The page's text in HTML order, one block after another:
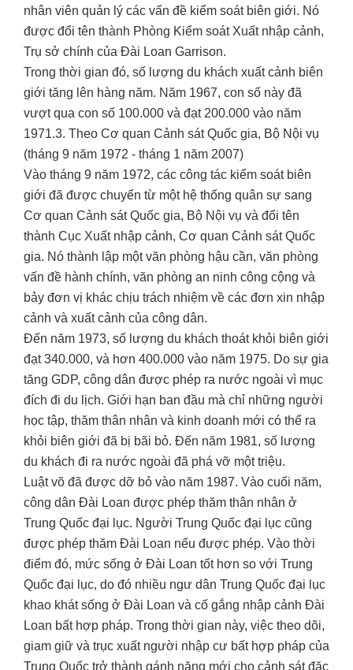
nhân viên quản lý các vấn đề kiểm soát biên giới. Nó
được đổi tên thành Phòng Kiểm soát Xuất nhập cảnh,
Trụ sở chính của Đài Loan Garrison.
Trong thời gian đó, số lượng du khách xuất cảnh biên
giới tăng lên hàng năm. Năm 1967, con số này đã
vượt qua con số 100.000 và đạt 200.000 vào năm
1971.3. Theo Cơ quan Cảnh sát Quốc gia, Bộ Nội vụ
(tháng 9 năm 1972 - tháng 1 năm 2007)
Vào tháng 9 năm 1972, các công tác kiểm soát biên
giới đã được chuyển từ một hệ thống quân sự sang
Cơ quan Cảnh sát Quốc gia, Bộ Nội vụ và đổi tên
thành Cục Xuất nhập cảnh, Cơ quan Cảnh sát Quốc
gia. Nó thành lập một văn phòng hậu cần, văn phòng
vấn đề hành chính, văn phòng an ninh công cộng và
bảy đơn vị khác chịu trách nhiệm về các đơn xin nhập
cảnh và xuất cảnh của công dân.
Đến năm 1973, số lượng du khách thoát khỏi biên giới
đạt 340.000, và hơn 400.000 vào năm 1975. Do sự gia
tăng GDP, công dân được phép ra nước ngoài vì mục
đích đi du lịch. Giới hạn ban đầu mà chỉ những người
học tập, thăm thân nhân và kinh doanh mới có thể ra
khỏi biên giới đã bị bãi bỏ. Đến năm 1981, số lượng
du khách đi ra nước ngoài đã phá vỡ một triệu.
Luật võ đã được dỡ bỏ vào năm 1987. Vào cuối năm,
công dân Đài Loan được phép thăm thân nhân ở
Trung Quốc đại lục. Người Trung Quốc đại lục cũng
được phép thăm Đài Loan nếu được phép. Vào thời
điểm đó, mức sống ở Đài Loan tốt hơn so với Trung
Quốc đại lục, do đó nhiều ngư dân Trung Quốc đại lục
khao khát sống ở Đài Loan và cố gắng nhập cảnh Đài
Loan bất hợp pháp. Trong thời gian này, việc theo dõi,
giam giữ và trục xuất người nhập cư bất hợp pháp của
Trung Quốc trở thành gánh nặng mới cho cảnh sát đặc